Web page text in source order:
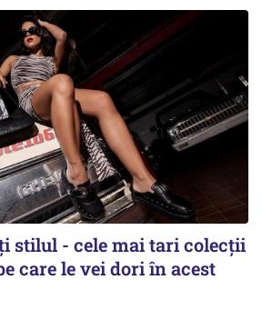
stilul - cele mai tari colecții
care le vei dori în acest